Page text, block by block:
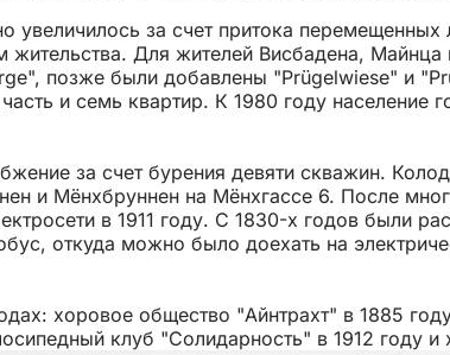
увеличилось за счет притока
Для жителей Висбадена,
позже были добавлены "Prügelwiese" и
и семь квартир. К 1980 году население
за счет бурения девяти скважин.
и Мёнхбруннен на Мёнхгассе 6. После
в 1911 году. С 1830-х годов были
откуда можно было доехать на
хоровое общество "Айнтрахт" в 1885
клуб "Солидарность" в 1912 году